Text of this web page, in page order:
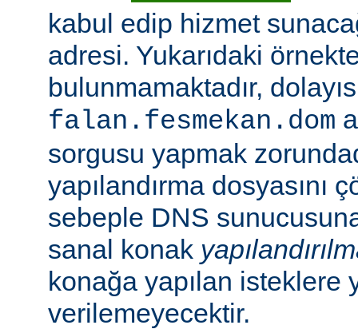
kabul edip hizmet
adresi. Yukarıdaki
bulunmamaktadır,
falan.fesmekan.dom
sorgusu yapmak
yapılandırma dosyasını
sebeple DNS
sanal konak
konağa yapılan isteklere
verilemeyecektir.